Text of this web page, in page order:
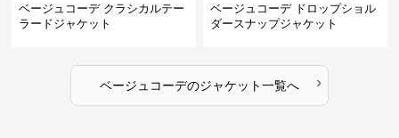
ベージュコーデ クラシカルテー
ラードジャケット
ベージュコーデ ドロップショル
ダースナップジャケット
ベージュコーデのジャケット一覧へ ›